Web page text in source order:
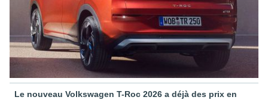
Le nouveau Volkswagen T-Roc 2026 a déjà des prix en